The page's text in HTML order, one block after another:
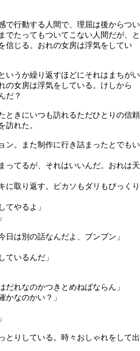
で行動する人間で、理屈は後からつい
でたってもついてこない人間だが、と
信じる。おれの女房は浮気をしてい
いうか繰り返すほどにそれはまちがい
の女房は浮気をしている。けしから
だ？
ときにいつも訪れるただひとりの信頼
訪れた。
ン。また制作に行き詰まったとでもい
ってるが、それはいいんだ。おれは天
に取り返す。ピカソもダリもびっくり
てやるよ」
日は別の話なんだよ、ブンブン」
ているんだ」
だれなのかつきとめねばならん」
かなのかい？」
とりしている。時々おしゃれをして出